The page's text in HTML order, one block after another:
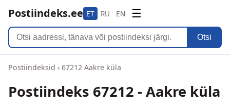
Postiindeks.ee ET RU EN ☰
Otsi
Postiindeksid › 67212 Aakre küla
Postiindeks 67212 - Aakre küla